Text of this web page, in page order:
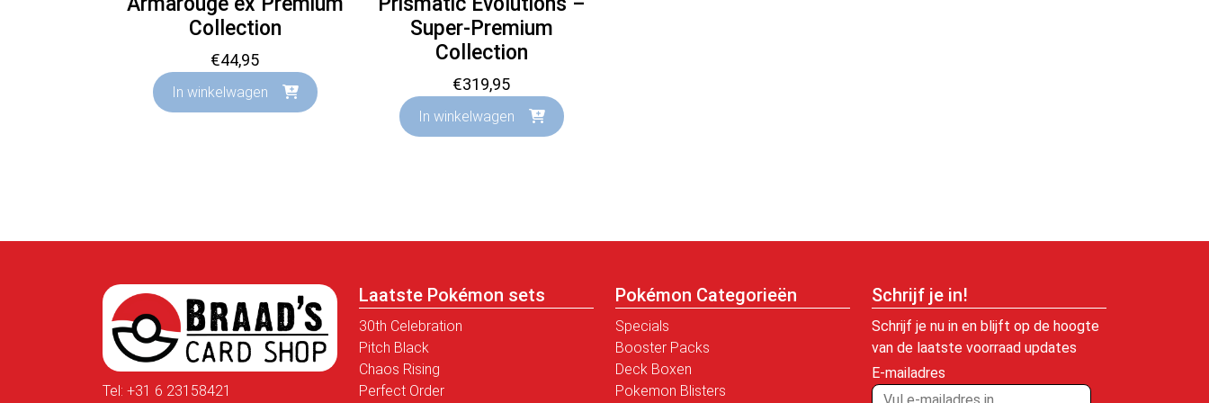
Collection
€44,95
In winkelwagen
Super-Premium
Collection
€319,95
In winkelwagen
Tel: +31 6 23158421
Laatste Pokémon sets
30th Celebration
Pitch Black
Chaos Rising
Perfect Order
Pokémon Categorieën
Specials
Booster Packs
Deck Boxen
Pokemon Blisters
Schrijf je in!
Schrijf je nu in en blijft op de hoogte
van de laatste voorraad updates
E-mailadres